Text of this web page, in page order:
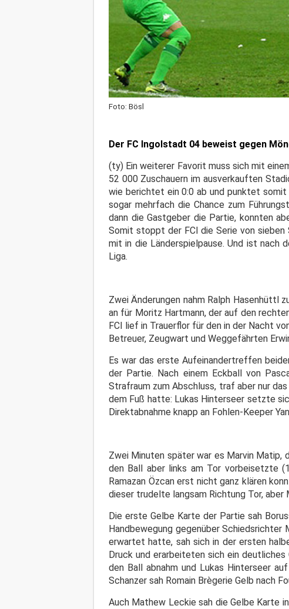
Foto: Bösl
Der FC Ingolstadt 04 beweist gegen
(ty) Ein weiterer Favorit muss sich mit
52 000 Zuschauern im ausverkauften
wie berichtet ein 0:0 ab und punktet
sogar mehrfach die Chance zum
dann die Gastgeber die Partie, konnten
Somit stoppt der FCI die Serie von
mit in die Länderspielpause. Und ist nach
Liga.
Zwei Änderungen nahm Ralph Hasenhüttl
an für Moritz Hartmann, der auf den
FCI lief in Trauerflor für den in der Nacht
Betreuer, Zeugwart und Weggefährten
Es war das erste Aufeinandertreffen
der Partie. Nach einem Eckball von
Strafraum zum Abschluss, traf aber nur
dem Fuß hatte: Lukas Hinterseer setzte
Direktabnahme knapp an Fohlen-Keeper
Zwei Minuten später war es Marvin Matip,
den Ball aber links am Tor vorbeisetzte
Ramazan Özcan erst nicht ganz klären
dieser trudelte langsam Richtung Tor,
Die erste Gelbe Karte der Partie sah
Handbewegung gegenüber
erwartet hatte, sah sich in der ersten
Druck und erarbeiteten sich ein
den Ball abnahm und Lukas Hinterseer
Schanzer sah Romain Brègerie Gelb nach
Auch Mathew Leckie sah die Gelbe Karte